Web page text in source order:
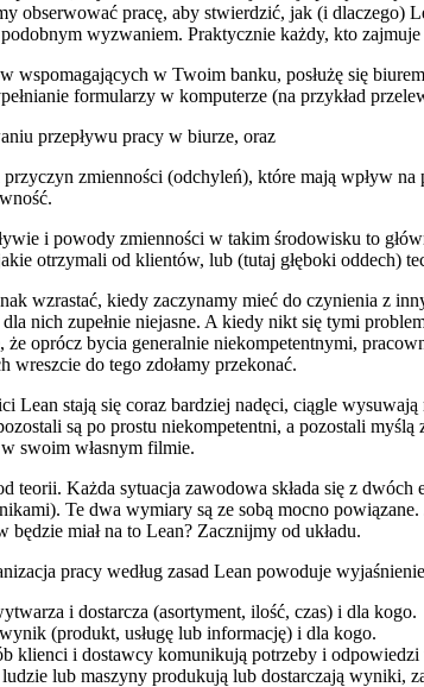
obserwować pracę, aby stwierdzić, jak (i dlaczego)
wyzwaniem. Praktycznie każdy, kto
wspomagających w Twoim banku, posłużę się
formularzy w komputerze (na przykład
przepływu pracy w biurze, oraz
zmienności (odchyleń), które mają wpływ na
i powody zmienności w takim środowisku to
otrzymali od klientów, lub (tutaj głęboki oddech)
wzrastać, kiedy zaczynamy mieć do czynienia z
nich zupełnie niejasne. A kiedy nikt się tymi
że oprócz bycia generalnie niekompetentnymi,
wreszcie do tego zdołamy przekonać.
Lean stają się coraz bardziej nadęci, ciągle
są po prostu niekompetentni, a pozostali
swoim własnym filmie.
teorii. Każda sytuacja zawodowa składa się z dwóch
Te dwa wymiary są ze sobą mocno
będzie miał na to Lean? Zacznijmy od układu.
pracy według zasad Lean powoduje
i dostarcza (asortyment, ilość, czas) i dla kogo.
(produkt, usługę lub informację) i dla kogo.
klienci i dostawcy komunikują potrzeby i odpowiedzi
lub maszyny produkują lub dostarczają wyniki,